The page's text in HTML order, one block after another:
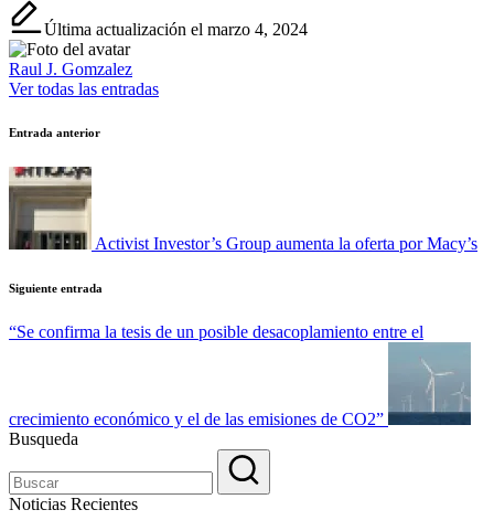
Última actualización el marzo 4, 2024
Raul J. Gomzalez
Ver todas las entradas
Navegación
de
entradas
Entrada anterior
Activist Investor’s Group aumenta la oferta por Macy’s
Siguiente entrada
“Se confirma la tesis de un posible desacoplamiento entre el
crecimiento económico y el de las emisiones de CO2”
Busqueda
Noticias Recientes